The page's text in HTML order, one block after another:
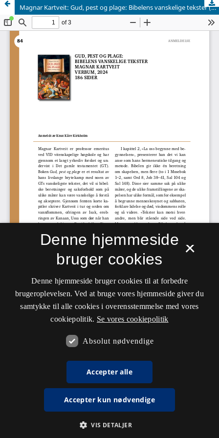
Magnar Kartveit: Gud, pest og plage: Bibelens vanskelige tekster (Verbum, 2024)
×
Denne hjemmeside
bruger cookies
Denne hjemmeside bruger cookies til at forbedre
brugeroplevelsen. Ved at bruge vores hjemmeside giver du
samtykke til alle cookies i overensstemmelse med vores
cookiepolitik. Se vores cookiepolitik
Absolut nødvendige
Accepter alle
Accepter kun nødvendige
VIS DETALJER